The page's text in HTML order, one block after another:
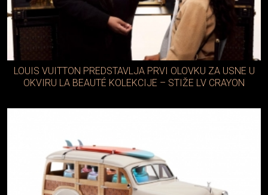
LOUIS VUITTON PREDSTAVLJA PRVI OLOVKU ZA USNE U
OKVIRU LA BEAUTÉ KOLEKCIJE – STIŽE LV CRAYON